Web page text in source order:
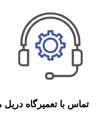
تماس با تعمیرگاه